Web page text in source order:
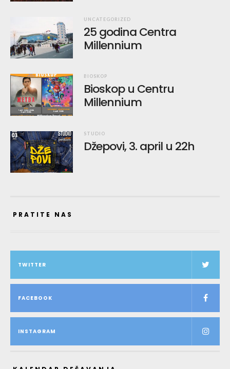
UNCATEGORIZED
25 godina Centra
Millennium
BIOSKOP
Bioskop u Centru
Millennium
STUDIO
Džepovi, 3. april u 22h
PRATITE NAS
TWITTER
FACEBOOK
INSTAGRAM